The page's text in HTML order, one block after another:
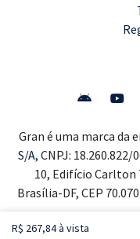
R$ 267,84 à vista
Gran é uma marca da
S/A, CNPJ: 18.260.822/
10, Edifício Carlton
Brasília-DF, CEP